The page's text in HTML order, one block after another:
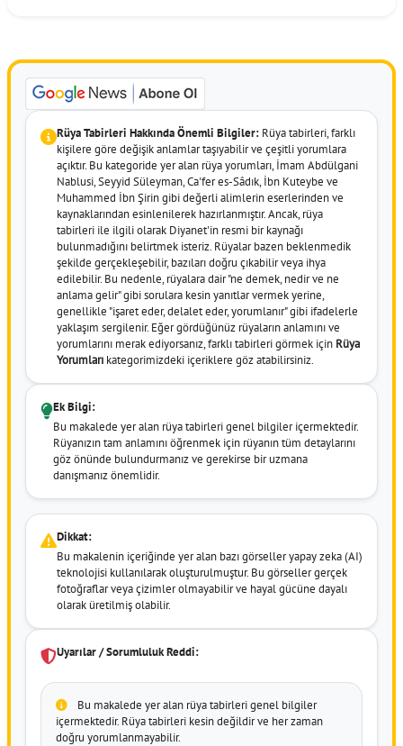
Rüya Tabirleri Hakkında Önemli Bilgiler: Rüya tabirleri, farklı
kişilere göre değişik anlamlar taşıyabilir ve çeşitli yorumlara
açıktır. Bu kategoride yer alan rüya yorumları, İmam Abdülgani
Nablusi, Seyyid Süleyman, Ca'fer es-Sâdık, İbn Kuteybe ve
Muhammed İbn Şirin gibi değerli alimlerin eserlerinden ve
kaynaklarından esinlenilerek hazırlanmıştır. Ancak, rüya
tabirleri ile ilgili olarak Diyanet'in resmi bir kaynağı
bulunmadığını belirtmek isteriz. Rüyalar bazen beklenmedik
şekilde gerçekleşebilir, bazıları doğru çıkabilir veya ihya
edilebilir. Bu nedenle, rüyalara dair "ne demek, nedir ve ne
anlama gelir" gibi sorulara kesin yanıtlar vermek yerine,
genellikle "işaret eder, delalet eder, yorumlanır" gibi ifadelerle
yaklaşım sergilenir. Eğer gördüğünüz rüyaların anlamını ve
yorumlarını merak ediyorsanız, farklı tabirleri görmek için Rüya
Yorumları kategorimizdeki içeriklere göz atabilirsiniz.
Ek Bilgi:
Bu makalede yer alan rüya tabirleri genel bilgiler içermektedir.
Rüyanızın tam anlamını öğrenmek için rüyanın tüm detaylarını
göz önünde bulundurmanız ve gerekirse bir uzmana
danışmanız önemlidir.
Dikkat:
Bu makalenin içeriğinde yer alan bazı görseller yapay zeka (AI)
teknolojisi kullanılarak oluşturulmuştur. Bu görseller gerçek
fotoğraflar veya çizimler olmayabilir ve hayal gücüne dayalı
olarak üretilmiş olabilir.
Uyarılar / Sorumluluk Reddi:
Bu makalede yer alan rüya tabirleri genel bilgiler
içermektedir. Rüya tabirleri kesin değildir ve her zaman
doğru yorumlanmayabilir.